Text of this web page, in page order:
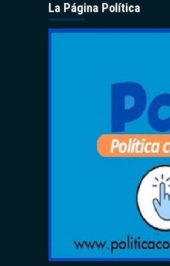
La Página Política